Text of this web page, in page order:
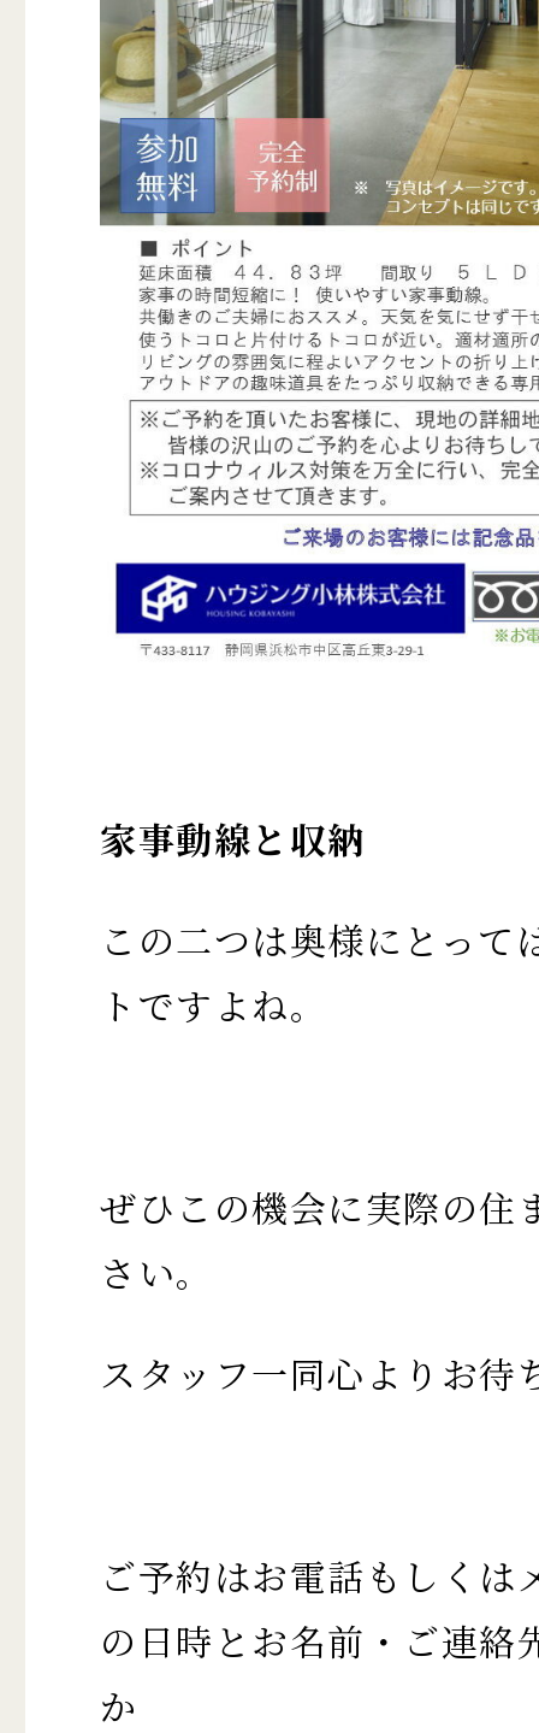
家事動線と収納
この二つは奥様にとって
トですよね。
ぜひこの機会に実際の住
さい。
スタッフ一同心よりお待
ご予約はお電話もしくは
の日時とお名前・ご連絡
か